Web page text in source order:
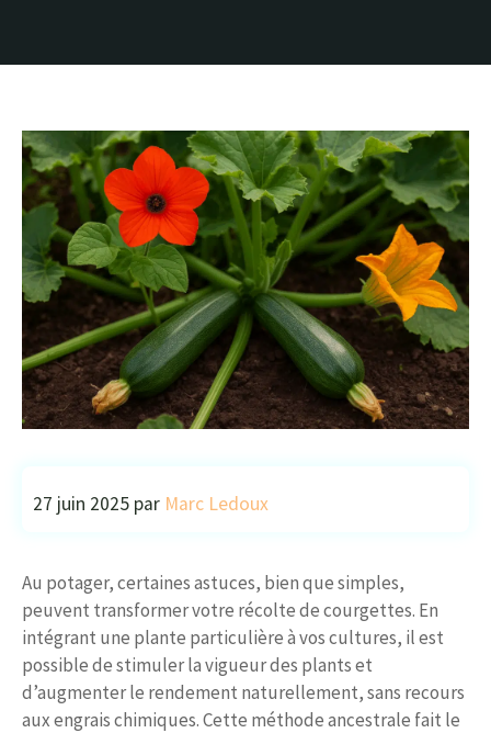
27 juin 2025 par Marc Ledoux
Au potager, certaines astuces, bien que simples,
peuvent transformer votre récolte de courgettes. En
intégrant une plante particulière à vos cultures, il est
possible de stimuler la vigueur des plants et
d’augmenter le rendement naturellement, sans recours
aux engrais chimiques. Cette méthode ancestrale fait le